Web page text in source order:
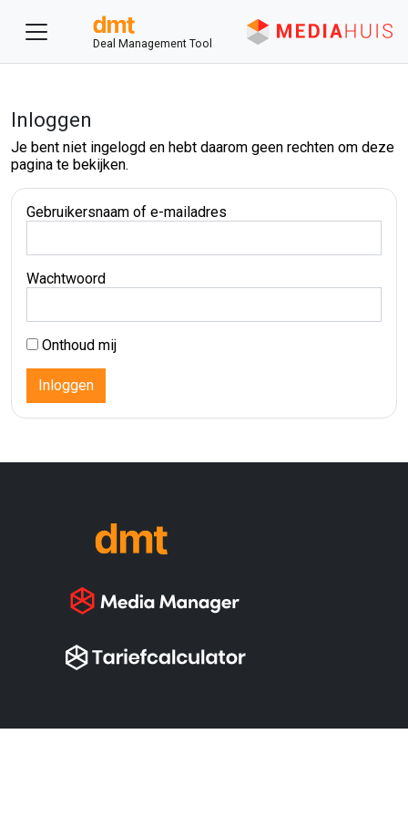
Deal Management Tool
Inloggen
Je bent niet ingelogd en hebt daarom geen rechten om deze
pagina te bekijken.
Gebruikersnaam of e-mailadres
Wachtwoord
Onthoud mij